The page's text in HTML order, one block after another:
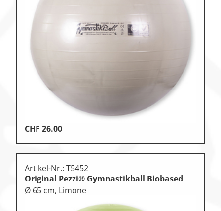
CHF 26.00
Artikel-Nr.: T5452
Original Pezzi® Gymnastikball Biobased
Ø 65 cm, Limone